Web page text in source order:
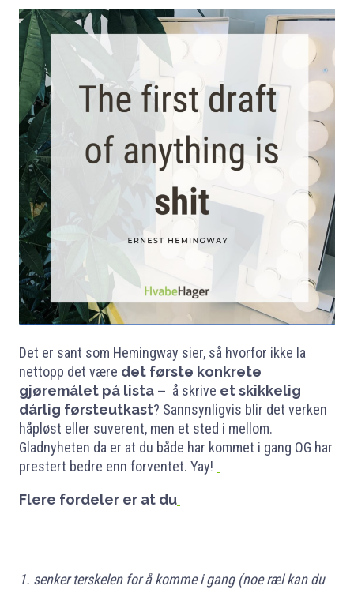
Det er sant som Hemingway sier, så hvorfor ikke la
nettopp det være det første konkrete
gjøremålet på lista – å skrive et skikkelig
dårlig førsteutkast? Sannsynligvis blir det verken
håpløst eller suverent, men et sted i mellom.
Gladnyheten da er at du både har kommet i gang OG har
prestert bedre enn forventet. Yay!
Flere fordeler er at du
1. senker terskelen for å komme i gang (noe ræl kan du